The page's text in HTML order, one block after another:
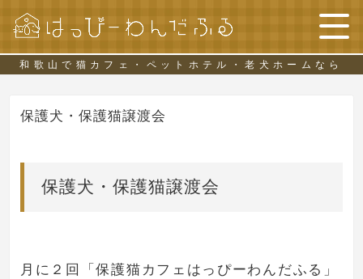
和歌山で猫カフェ・ペットホテル・老犬ホームなら
保護犬・保護猫譲渡会
保護犬・保護猫譲渡会
月に２回「保護猫カフェはっぴーわんだふる」